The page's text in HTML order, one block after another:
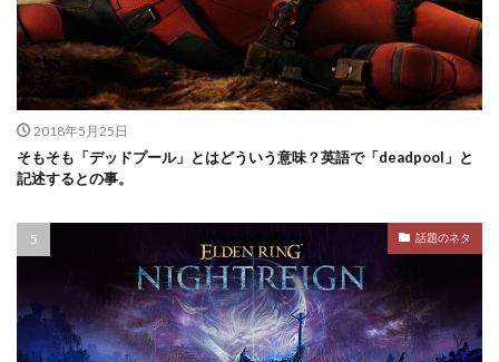
2018年5月25日
そもそも「デッドプール」とはどういう意味？英語で「deadpool」と
記述するとの事。
話題のネタ